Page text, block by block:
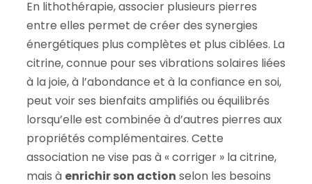
En lithothérapie, associer plusieurs pierres
entre elles permet de créer des synergies
énergétiques plus complètes et plus ciblées. La
citrine, connue pour ses vibrations solaires liées
à la joie, à l’abondance et à la confiance en soi,
peut voir ses bienfaits amplifiés ou équilibrés
lorsqu’elle est combinée à d’autres pierres aux
propriétés complémentaires. Cette
association ne vise pas à « corriger » la citrine,
mais à enrichir son action selon les besoins